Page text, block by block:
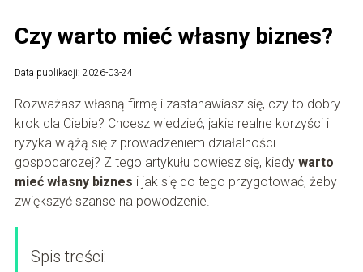
Czy warto mieć własny biznes?
Data publikacji: 2026-03-24
Rozważasz własną firmę i zastanawiasz się, czy to dobry
krok dla Ciebie? Chcesz wiedzieć, jakie realne korzyści i
ryzyka wiążą się z prowadzeniem działalności
gospodarczej? Z tego artykułu dowiesz się, kiedy warto
mieć własny biznes i jak się do tego przygotować, żeby
zwiększyć szanse na powodzenie.
Spis treści: